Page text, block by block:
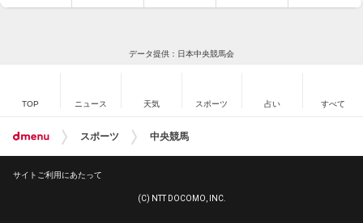
データ提供：日本中央競馬会
TOP ニュース 天気 スポーツ 占い すべて
スポーツ 中央競馬
サイトご利用にあたって
(C) NTT DOCOMO, INC.